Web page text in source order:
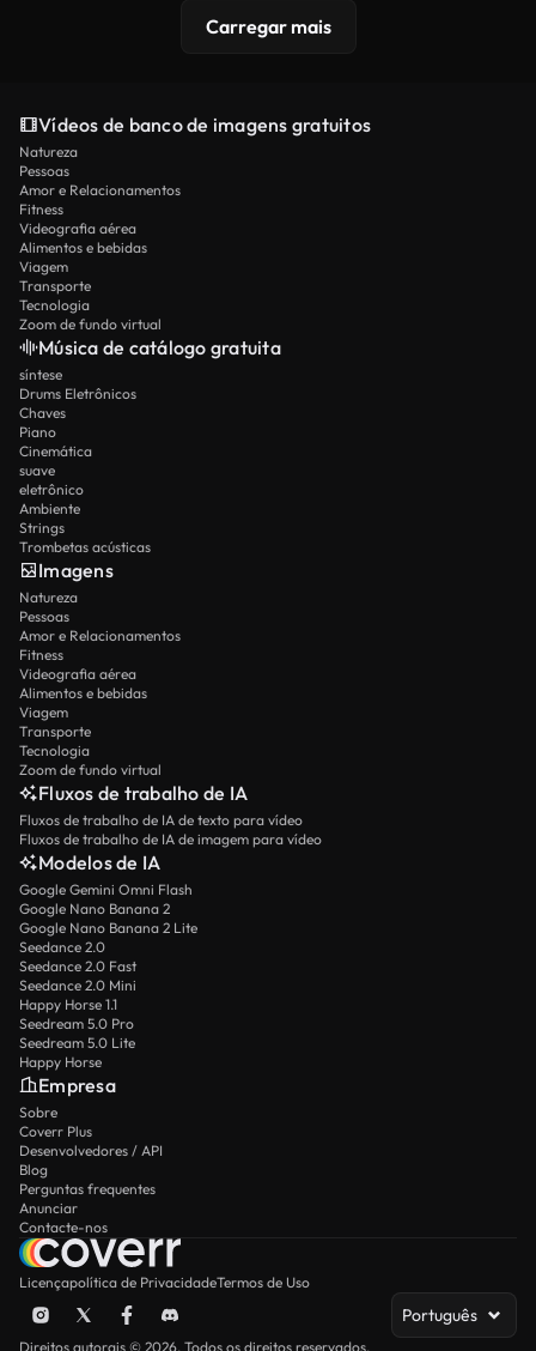
Carregar mais
Vídeos de banco de imagens gratuitos
Natureza
Pessoas
Amor e Relacionamentos
Fitness
Videografia aérea
Alimentos e bebidas
Viagem
Transporte
Tecnologia
Zoom de fundo virtual
Música de catálogo gratuita
síntese
Drums Eletrônicos
Chaves
Piano
Cinemática
suave
eletrônico
Ambiente
Strings
Trombetas acústicas
Imagens
Natureza
Pessoas
Amor e Relacionamentos
Fitness
Videografia aérea
Alimentos e bebidas
Viagem
Transporte
Tecnologia
Zoom de fundo virtual
Fluxos de trabalho de IA
Fluxos de trabalho de IA de texto para vídeo
Fluxos de trabalho de IA de imagem para vídeo
Modelos de IA
Google Gemini Omni Flash
Google Nano Banana 2
Google Nano Banana 2 Lite
Seedance 2.0
Seedance 2.0 Fast
Seedance 2.0 Mini
Happy Horse 1.1
Seedream 5.0 Pro
Seedream 5.0 Lite
Happy Horse
Empresa
Sobre
Coverr Plus
Desenvolvedores / API
Blog
Perguntas frequentes
Anunciar
Contacte-nos
Licençapolítica de PrivacidadeTermos de Uso
Português
Direitos autorais © 2026. Todos os direitos reservados.